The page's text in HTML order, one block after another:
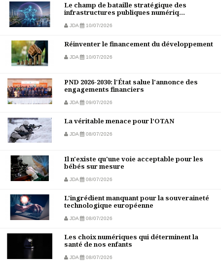
Le champ de bataille stratégique des
infrastructures publiques numériq...
JDA 10/07/2026
Réinventer le financement du développement
JDA 10/07/2026
PND 2026-2030: l'État salue l'annonce des
engagements financiers
JDA 09/07/2026
La véritable menace pour l’OTAN
JDA 08/07/2026
Il n'existe qu'une voie acceptable pour les
bébés sur mesure
JDA 08/07/2026
L'ingrédient manquant pour la souveraineté
technologique européenne
JDA 08/07/2026
Les choix numériques qui déterminent la
santé de nos enfants
JDA 08/07/2026